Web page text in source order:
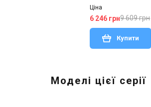
Ціна
6 246 грн9 609 грн
Купити
Моделі цієї серії